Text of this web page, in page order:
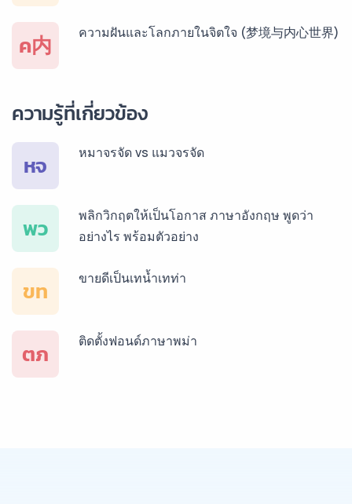
บริการรับแปลภาษาสเปน ราคาเริ่มต้น 150฿
บริการรับแปลภาษารัสเซีย ราคาเริ่มต้น 150฿
บริการรับแปลภาษาทั่วไทย ราคาเริ่มต้น 150฿
ค内 ความฝันและโลกภายในจิตใจ (梦境与内心世界)
ความรู้ที่เกี่ยวข้อง
หจ หมาจรจัด vs แมวจรจัด
พว
พลิกวิกฤตให้เป็นโอกาส ภาษาอังกฤษ พูดว่า
อย่างไร พร้อมตัวอย่าง
ขท ขายดีเป็นเทน้ำเทท่า
ตภ ติดตั้งฟอนด์ภาษาพม่า